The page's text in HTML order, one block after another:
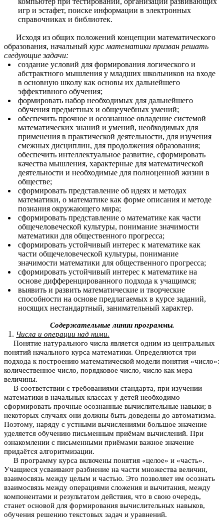
игр и эстафет, поиске информации в электронных
справочниках и библиотек.
Исходя из общих положений концепции математического
образования, начальный курс математики призван решать
следующие задачи:
создание условий для формирования логического и
абстрактного мышления у младших школьников на входе
в основную школу как основы их дальнейшего
эффективного обучения;
формировать набор необходимых для дальнейшего
обучения предметных и общеучебных умений;
обеспечить прочное и осознанное овладение системой
математических знаний и умений, необходимых для
применения в практической деятельности, для изучения
смежных дисциплин, для продолжения образования;
обеспечить интеллектуальное развитие, сформировать
качества мышления, характерные для математической
деятельности и необходимые для полноценной жизни в
обществе;
сформировать представление об идеях и методах
математики, о математике как форме описания и методе
познания окружающего мира;
сформировать представление о математике как части
общечеловеческой культуры, понимание значимости
математики для общественного прогресса;
сформировать устойчивый интерес к математике как
части общечеловеческой культуры, понимание
значимости математики для общественного прогресса;
сформировать устойчивый интерес к математике на
основе дифференцированного подхода к учащимся;
выявить и развить математические и творческие
способности на основе предлагаемых в курсе заданий,
носящих нестандартный, занимательный характер.
Содержательные линии программы.
Числа и операции над ними.
Понятие натурального числа является одним из центральных
понятий начального курса математики. Определяются три
подхода к построению математической модели понятия «число»:
количественное число, порядковое число, число как мера
величины.
В соответствии с требованиями стандарта, при изучении
математики в начальных классах у детей необходимо
сформировать прочные осознанные вычислительные навыки; в
некоторых случаях они должны быть доведены до автоматизма.
Поэтому, наряду с устными вычислениями большое значение
уделяется обучению письменным приёмам вычислений. При
ознакомлении с письменными приёмами важное значение
придаётся алгоритмизации.
В программу курса включены понятия «целое» и «часть».
Учащиеся усваивают разбиение на части множества величин,
взаимосвязь между целым и частью. Это позволяет им осознать
взаимосвязь между операциями сложения и вычитания, между
компонентами и результатом действия, что в свою очередь,
станет основой для формирования вычислительных навыков,
обучения решению текстовых задач и уравнений.